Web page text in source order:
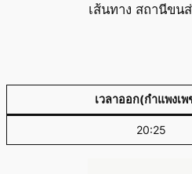
เส้นทาง สถานีขน
เวลาออก(กำแพงเพ
20:25